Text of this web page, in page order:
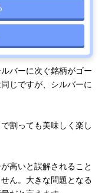
バーに次ぐ銘柄がゴー
じですが、シルバーに
割っても美味しく楽し
高いと誤解されること
ん。大きな問題となる